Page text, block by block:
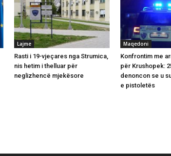
Lajme
Rasti i 19-vjeçares nga Strumica,
nis hetim i thelluar për
neglizhencë mjekësore
Maqedoni
Konfrontim me
për Krushopek:
denoncon se u
e pistoletës